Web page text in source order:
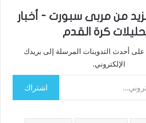
من مربى سبورت - أخبار
كرة القدم
أحدث التدوينات المرسلة إلى بريدك
الإلكتروني.
اشتراك